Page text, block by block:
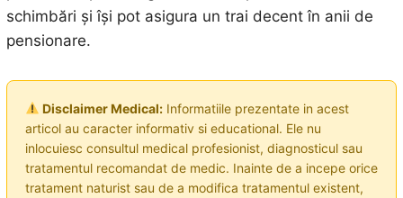
schimbări și își pot asigura un trai decent în anii de
pensionare.
Disclaimer Medical:Informatiile prezentate in acest
articol au caracter informativ si educational. Ele nu
inlocuiesc consultul medical profesionist, diagnosticul sau
tratamentul recomandat de medic. Inainte de a incepe orice
tratament naturist sau de a modifica tratamentul existent,